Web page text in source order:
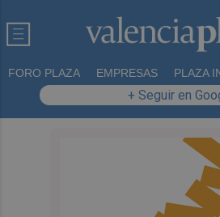
FORO PLAZA EMPRESAS PLAZA
+ Seguir en